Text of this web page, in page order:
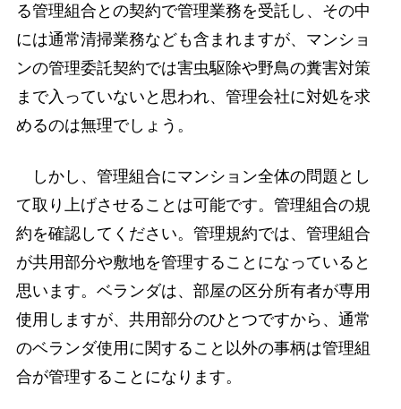
る管理組合との契約で管理業務を受託し、その中
には通常清掃業務なども含まれますが、マンショ
ンの管理委託契約では害虫駆除や野鳥の糞害対策
まで入っていないと思われ、管理会社に対処を求
めるのは無理でしょう。
しかし、管理組合にマンション全体の問題とし
て取り上げさせることは可能です。管理組合の規
約を確認してください。管理規約では、管理組合
が共用部分や敷地を管理することになっていると
思います。ベランダは、部屋の区分所有者が専用
使用しますが、共用部分のひとつですから、通常
のベランダ使用に関すること以外の事柄は管理組
合が管理することになります。